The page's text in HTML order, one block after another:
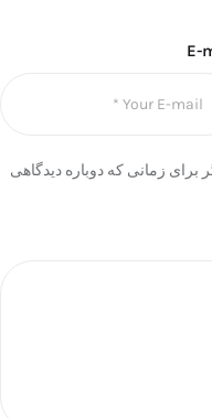
E-
برای زمانی که دوباره دیدگاهی